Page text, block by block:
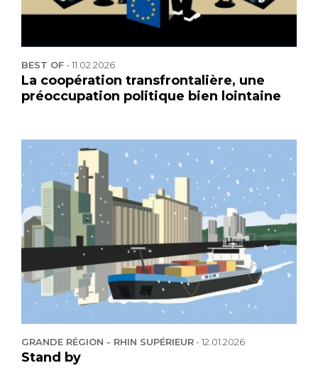
BEST OF-11.02.2026
La coopération transfrontalière, une
préoccupation politique bien lointaine
GRANDE RÉGION - RHIN SUPÉRIEUR-12.01.2026
Stand by